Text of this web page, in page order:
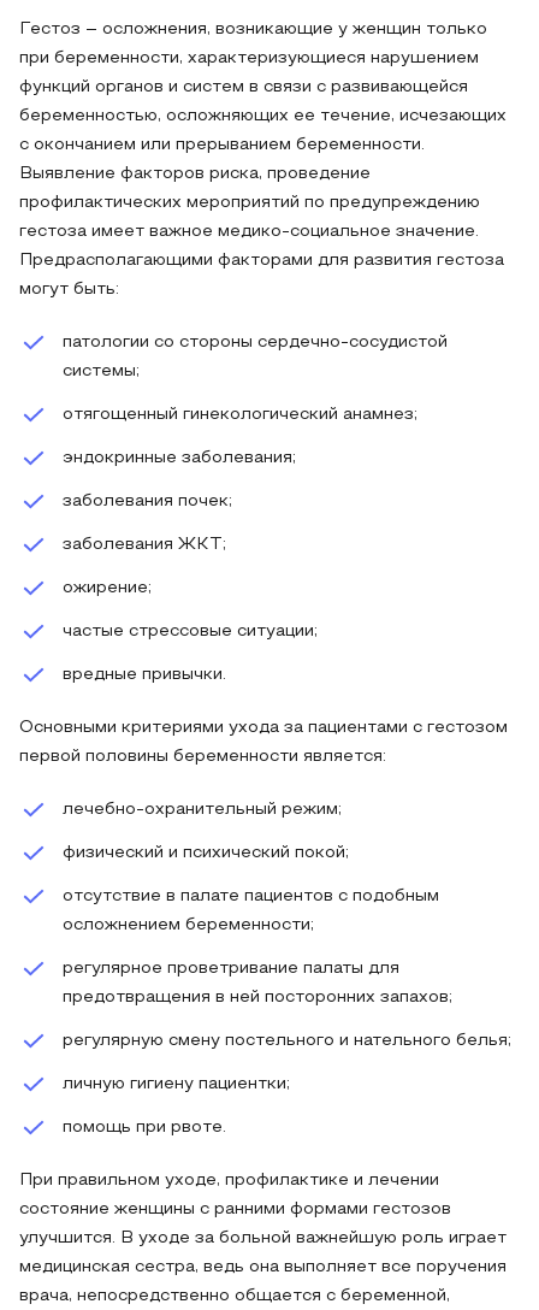
Гестоз – осложнения, возникающие у женщин только
при беременности, характеризующиеся нарушением
функций органов и систем в связи с развивающейся
беременностью, осложняющих ее течение, исчезающих
с окончанием или прерыванием беременности.
Выявление факторов риска, проведение
профилактических мероприятий по предупреждению
гестоза имеет важное медико-социальное значение.
Предрасполагающими факторами для развития гестоза
могут быть:
патологии со стороны сердечно-сосудистой
системы;
отягощенный гинекологический анамнез;
эндокринные заболевания;
заболевания почек;
заболевания ЖКТ;
ожирение;
частые стрессовые ситуации;
вредные привычки.
Основными критериями ухода за пациентами с гестозом
первой половины беременности является:
лечебно-охранительный режим;
физический и психический покой;
отсутствие в палате пациентов с подобным
осложнением беременности;
регулярное проветривание палаты для
предотвращения в ней посторонних запахов;
регулярную смену постельного и нательного белья;
личную гигиену пациентки;
помощь при рвоте.
При правильном уходе, профилактике и лечении
состояние женщины с ранними формами гестозов
улучшится. В уходе за больной важнейшую роль играет
медицинская сестра, ведь она выполняет все поручения
врача, непосредственно общается с беременной,